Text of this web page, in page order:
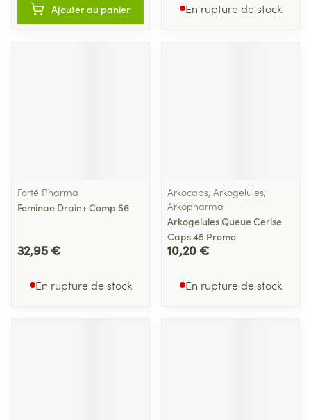
Ajouter au panier En rupture de stock
Forté Pharma
Feminae Drain+ Comp 56
32,95 €
En rupture de stock
Arkocaps, Arkogelules,
Arkopharma
Arkogelules Queue Cerise
Caps 45 Promo
10,20 €
En rupture de stock